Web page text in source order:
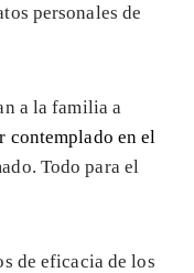
personales de
a la familia a
contemplado en el
Todo para el
de eficacia de los